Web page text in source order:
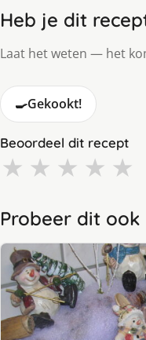
Heb je dit
Laat het weten — het
🍳Gekookt!
Beoordeel dit recept
★ ★ ★ ★ ★
Probeer dit ook